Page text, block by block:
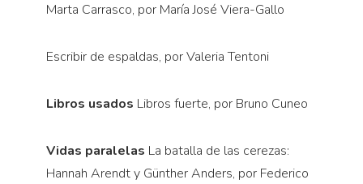
Marta Carrasco, por María José Viera-Gallo
Escribir de espaldas, por Valeria Tentoni
Libros usados Libros fuerte, por Bruno Cuneo
Vidas paralelas La batalla de las cerezas:
Hannah Arendt y Günther Anders, por Federico